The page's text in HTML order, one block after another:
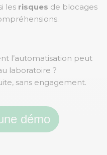
les risques de blocages
l’automatisation peut
laboratoire ?
sans engagement.
démo